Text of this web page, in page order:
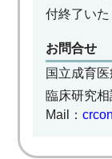
付終了いた
お問合せ
国立成育
臨床研究
Mail：